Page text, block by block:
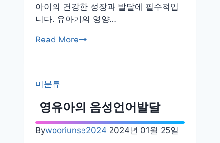
아이의 건강한 성장과 발달에 필수적입
니다. 유아기의 영양…
Read More유
섭
취
는
건
미분류
영유아의 음성언어발달
Bywooriunse2024 2024년 01월 25일